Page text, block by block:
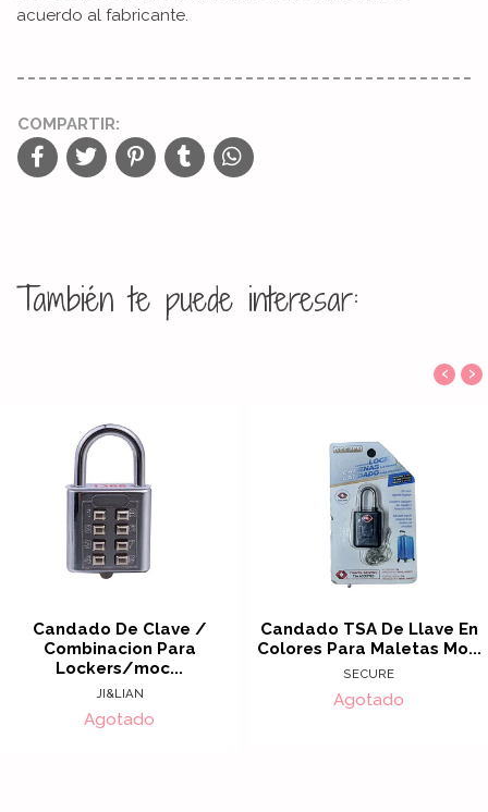
acuerdo al fabricante.
COMPARTIR:
También te puede interesar:
Candado De Clave /
Combinacion Para
Lockers/moc...
JI&LIAN
Agotado
Candado TSA De Llave En
Colores Para Maletas Mo...
SECURE
Agotado
‹ ›